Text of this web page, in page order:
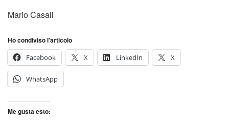
Mario Casali
Ho condiviso l'articolo
Facebook
X LinkedIn X
WhatsApp
Me gusta esto: